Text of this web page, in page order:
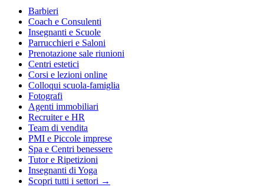
Barbieri
Coach e Consulenti
Insegnanti e Scuole
Parrucchieri e Saloni
Prenotazione sale riunioni
Centri estetici
Corsi e lezioni online
Colloqui scuola-famiglia
Fotografi
Agenti immobiliari
Recruiter e HR
Team di vendita
PMI e Piccole imprese
Spa e Centri benessere
Tutor e Ripetizioni
Insegnanti di Yoga
Scopri tutti i settori →